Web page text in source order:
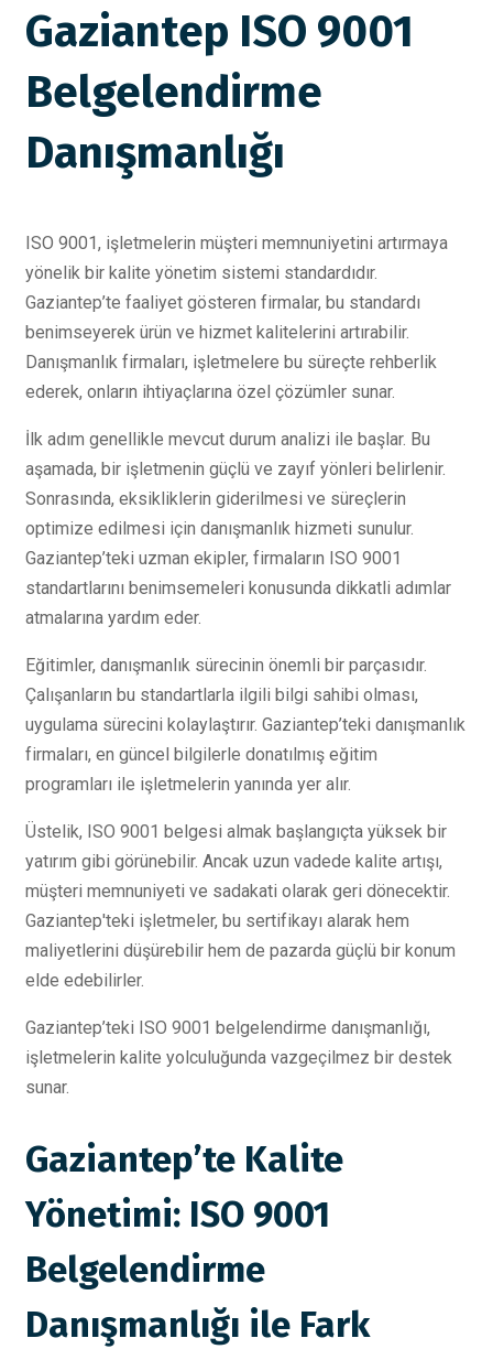
Gaziantep ISO 9001
Belgelendirme
Danışmanlığı
ISO 9001, işletmelerin müşteri memnuniyetini artırmaya
yönelik bir kalite yönetim sistemi standardıdır.
Gaziantep’te faaliyet gösteren firmalar, bu standardı
benimseyerek ürün ve hizmet kalitelerini artırabilir.
Danışmanlık firmaları, işletmelere bu süreçte rehberlik
ederek, onların ihtiyaçlarına özel çözümler sunar.
İlk adım genellikle mevcut durum analizi ile başlar. Bu
aşamada, bir işletmenin güçlü ve zayıf yönleri belirlenir.
Sonrasında, eksikliklerin giderilmesi ve süreçlerin
optimize edilmesi için danışmanlık hizmeti sunulur.
Gaziantep’teki uzman ekipler, firmaların ISO 9001
standartlarını benimsemeleri konusunda dikkatli adımlar
atmalarına yardım eder.
Eğitimler, danışmanlık sürecinin önemli bir parçasıdır.
Çalışanların bu standartlarla ilgili bilgi sahibi olması,
uygulama sürecini kolaylaştırır. Gaziantep’teki danışmanlık
firmaları, en güncel bilgilerle donatılmış eğitim
programları ile işletmelerin yanında yer alır.
Üstelik, ISO 9001 belgesi almak başlangıçta yüksek bir
yatırım gibi görünebilir. Ancak uzun vadede kalite artışı,
müşteri memnuniyeti ve sadakati olarak geri dönecektir.
Gaziantep'teki işletmeler, bu sertifikayı alarak hem
maliyetlerini düşürebilir hem de pazarda güçlü bir konum
elde edebilirler.
Gaziantep’teki ISO 9001 belgelendirme danışmanlığı,
işletmelerin kalite yolculuğunda vazgeçilmez bir destek
sunar.
Gaziantep’te Kalite
Yönetimi: ISO 9001
Belgelendirme
Danışmanlığı ile Fark